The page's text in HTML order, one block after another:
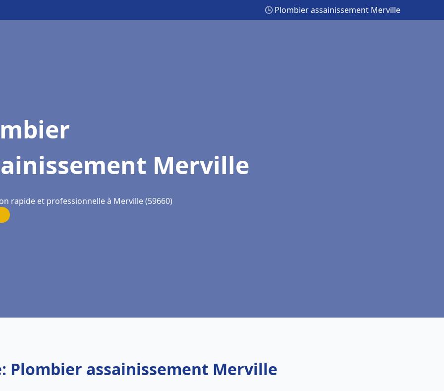
🕒 Plombier assainissement Merville
Merville
rapide et professionnelle à Merville (59660)
Plombier assainissement Merville